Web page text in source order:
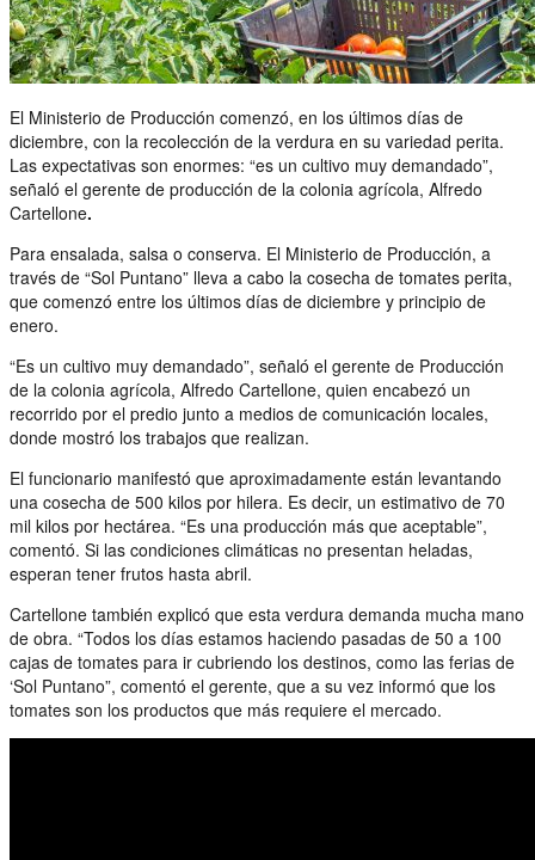
El Ministerio de Producción comenzó, en los últimos días de
diciembre, con la recolección de la verdura en su variedad perita.
Las expectativas son enormes: “es un cultivo muy demandado”,
señaló el gerente de producción de la colonia agrícola, Alfredo
Cartellone.
Para ensalada, salsa o conserva. El Ministerio de Producción, a
través de “Sol Puntano” lleva a cabo la cosecha de tomates perita,
que comenzó entre los últimos días de diciembre y principio de
enero.
“Es un cultivo muy demandado”, señaló el gerente de Producción
de la colonia agrícola, Alfredo Cartellone, quien encabezó un
recorrido por el predio junto a medios de comunicación locales,
donde mostró los trabajos que realizan.
El funcionario manifestó que aproximadamente están levantando
una cosecha de 500 kilos por hilera. Es decir, un estimativo de 70
mil kilos por hectárea. “Es una producción más que aceptable”,
comentó. Si las condiciones climáticas no presentan heladas,
esperan tener frutos hasta abril.
Cartellone también explicó que esta verdura demanda mucha mano
de obra. “Todos los días estamos haciendo pasadas de 50 a 100
cajas de tomates para ir cubriendo los destinos, como las ferias de
‘Sol Puntano”, comentó el gerente, que a su vez informó que los
tomates son los productos que más requiere el mercado.